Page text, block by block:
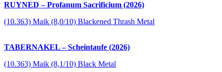
RUYNED – Profanum Sacrificium (2026)
(10.363) Maik (8,0/10) Blackened Thrash Metal
TABERNAKEL – Scheintaufe (2026)
(10.363) Maik (8,1/10) Black Metal